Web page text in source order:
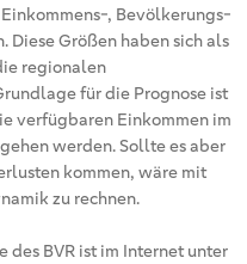
, Bevölkerungs-
Größen haben sich als
regionalen
für die Prognose ist
verfügbaren Einkommen im
werden. Sollte es aber
kommen, wäre mit
zu rechnen.
BVR ist im Internet unter